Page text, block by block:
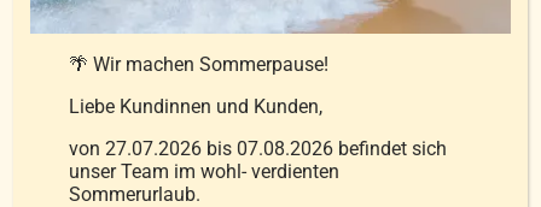
Dieses
mehrere
Varianten
auf.
Details
🌴 Wir machen Sommerpause!
Liebe Kundinnen und Kunden,
von 27.07.2026 bis 07.08.2026 befindet sich
unser Team im wohl- verdienten
Sommerurlaub.